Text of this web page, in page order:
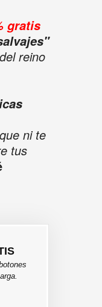
gratis
reino
ni te
tus